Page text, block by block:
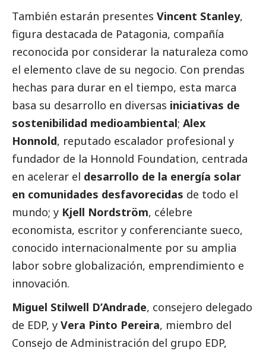
También estarán presentes Vincent Stanley,
figura destacada de Patagonia, compañía
reconocida por considerar la naturaleza como
el elemento clave de su negocio. Con prendas
hechas para durar en el tiempo, esta marca
basa su desarrollo en diversas iniciativas de
sostenibilidad medioambiental; Alex
Honnold, reputado escalador profesional y
fundador de la Honnold Foundation, centrada
en acelerar el desarrollo de la energía solar
en comunidades desfavorecidas de todo el
mundo; y Kjell Nordström, célebre
economista, escritor y conferenciante sueco,
conocido internacionalmente por su amplia
labor sobre globalización, emprendimiento e
innovación.
Miguel Stilwell D’Andrade, consejero delegado
de EDP, y Vera Pinto Pereira, miembro del
Consejo de Administración del grupo EDP,